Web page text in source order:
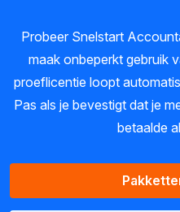
Probeer Snelstart
maak onbeperkt gebruik
proeflicentie loopt
Pas als je bevestigt dat je
betaalde